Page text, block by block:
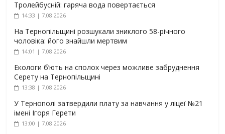
Тролейбусній: гаряча вода повертається
14:33 | 7.08.2026
На Тернопільщині розшукали зниклого 58-річного
чоловіка: його знайшли мертвим
14:01 | 7.08.2026
Екологи б’ють на сполох через можливе забруднення
Серету на Тернопільщині
13:38 | 7.08.2026
У Тернополі затвердили плату за навчання у ліцеї №21
імені Ігоря Герети
13:00 | 7.08.2026